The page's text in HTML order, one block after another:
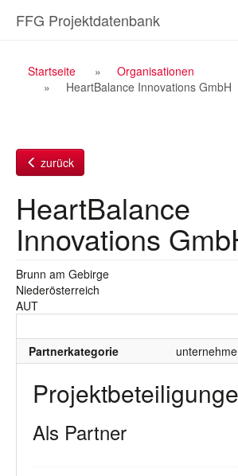
InhaltFFG Projektdatenbank
Breadcrumb
Navigation
Startseite
Organisationen
HeartBalance Innovations GmbH
zurück
HeartBalance
Innovations
Brunn am Gebirge
Niederösterreich
AUT
Partnerkategorie
Als Partner